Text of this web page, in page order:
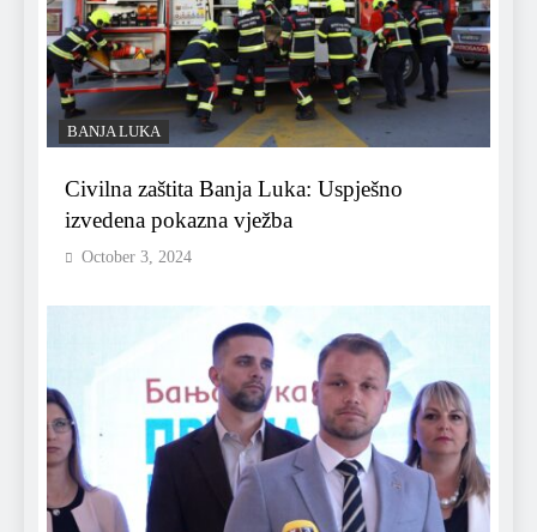
BANJA LUKA
Civilna zaštita Banja Luka: Uspješno
izvedena pokazna vježba
October 3, 2024